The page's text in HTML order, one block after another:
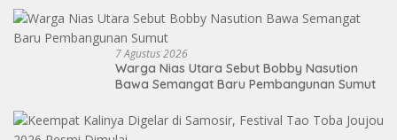
7 Agustus 2026
Warga Nias Utara Sebut Bobby Nasution
Bawa Semangat Baru Pembangunan Sumut